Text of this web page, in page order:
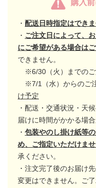
購入
・ 配送日時指定はできま
・ ご注文日によって、
にご希望がある場合はご
できません。
※6/30（火）までのご
※7/1（水）からのご
け予定
・配送・交通状況・天
届けに時間がかかる場
・ 包装やのし掛け紙等
め、ご指定いただけま
承ください。
・注文完了後のお届け
変更はできません。ご了